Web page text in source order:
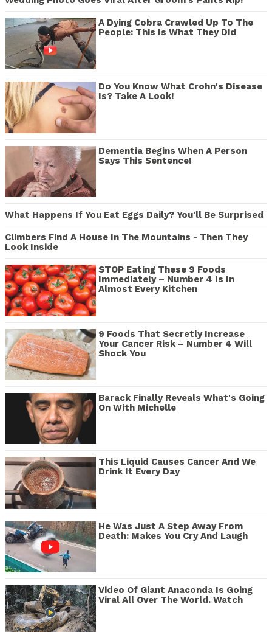
A Dying Cobra Crawled Up To The
People: This Is What They Did
Do You Know What Crohn's Disease
Is? Take A Look!
Dementia Begins When A Person
Says This Sentence!
What Happens If You Eat Eggs Daily? You'll Be Surprised
Climbers Find A House In The Mountains - Then They
Look Inside
STOP Eating These 9 Foods
Immediately – Number 4 Is In
Almost Every Kitchen
9 Foods That Secretly Increase
Your Cancer Risk – Number 4 Will
Shock You
Barack Finally Reveals What's Going
On With Michelle
This Liquid Causes Cancer And We
Drink It Every Day
He Was Just A Step Away From
Death: Makes You Cry And Laugh
Video Of Giant Anaconda Is Going
Viral All Over The World. Watch